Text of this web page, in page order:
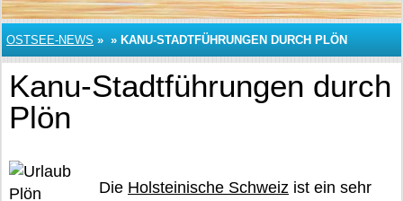
OSTSEE-NEWS » » KANU-STADTFÜHRUNGEN DURCH PLÖN
Kanu-Stadtführungen durch
Plön
Die Holsteinische Schweiz ist ein sehr